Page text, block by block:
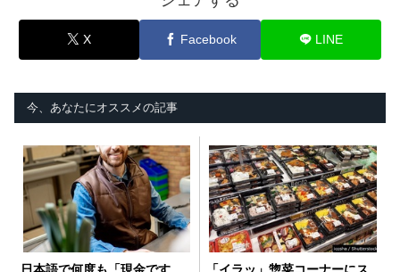
X Facebook LINE
今、あなたにオススメの記事
日本語で何度も「現金です
「イラッ」惣菜コーナーにス